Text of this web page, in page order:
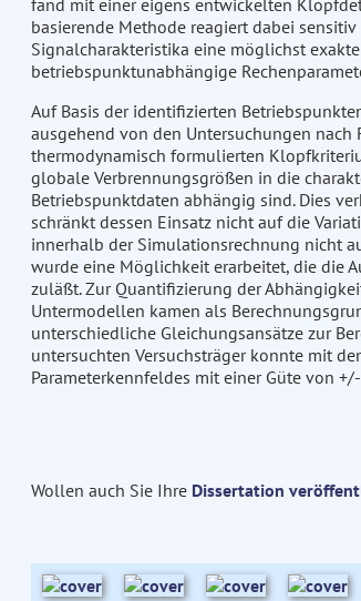
fand mit einer eigens entwickelten
basierende Methode reagiert dabei
Signalcharakteristika eine möglichst
betriebspunktunabhängige
Auf Basis der identifizierten
ausgehend von den Untersuchungen nach
thermodynamisch formulierten
globale Verbrennungsgrößen in die
Betriebspunktdaten abhängig sind. Dies
schränkt dessen Einsatz nicht auf die
innerhalb der Simulationsrechnung nicht
wurde eine Möglichkeit erarbeitet, die die
zuläßt. Zur Quantifizierung der
Untermodellen kamen als
unterschiedliche Gleichungsansätze zur
untersuchten Versuchsträger konnte mit
Parameterkennfeldes mit einer Güte von
Wollen auch Sie Ihre Dissertation